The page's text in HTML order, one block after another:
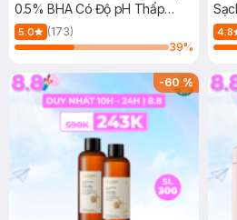
0.5% BHA Có Độ pH Thấp
150ml
5.0
(173)
39%
4.8
-60%